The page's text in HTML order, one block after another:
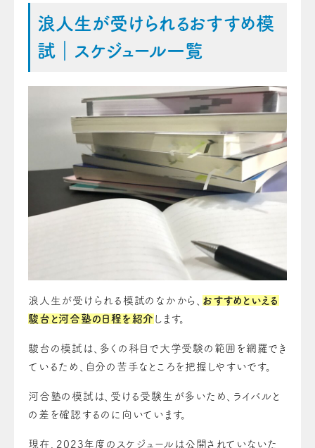
浪人生が受けられるおすすめ模
試｜スケジュール一覧
浪人生が受けられる模試のなかから、 おすすめといえる
駿台と河合塾の日程を紹介 します。
駿台の模試は、多くの科目で大学受験の範囲を網羅でき
ているため、自分の苦手なところを把握しやすいです。
河合塾の模試は、受ける受験生が多いため、ライバルと
の差を確認するのに向いています。
現在、2023年度のスケジュールは公開されていないた